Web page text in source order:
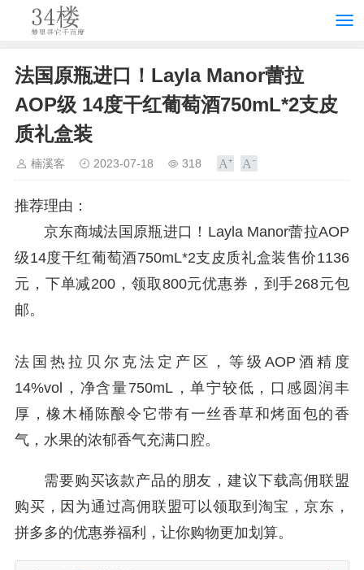
法国原瓶进口！Layla Manor蕾拉
AOP级 14度干红葡萄酒750mL*2支皮
质礼盒装
楠溪客 2023-07-18 318
推荐理由：
京东商城法国原瓶进口！Layla Manor蕾拉AOP
级14度干红葡萄酒750mL*2支皮质礼盒装售价1136
元，下单减200，领取800元优惠券，到手268元包
邮。
法国热拉贝尔克法定产区，等级AOP酒精度
14%vol，净含量750mL，单宁较低，口感圆润丰
厚，橡木桶陈酿令它带有一丝香草和烤面包的香
气，水果的浓郁香气充满口腔。
需要购买该款产品的朋友，建议下载高佣联盟
购买，因为通过高佣联盟可以领取到淘宝，京东，
拼多多的优惠券福利，让你购物更加划算。